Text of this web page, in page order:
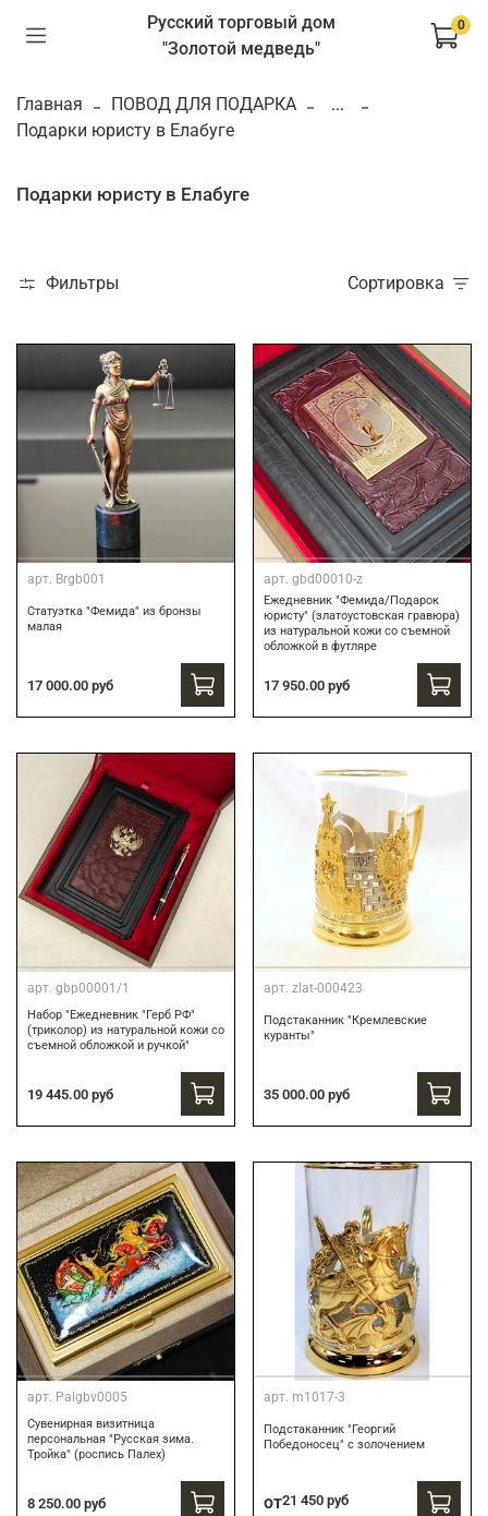
Русский торговый дом
"Золотой медведь"
0
Главная ПОВОД ДЛЯ ПОДАРКА
...
Подарки юристу в Елабуге
Подарки юристу в Елабуге
Фильтры Сортировка
арт. Brgb001
Статуэтка "Фемида" из бронзы
малая
17 000.00 руб
арт. gbd00010-z
Ежедневник "Фемида/Подарок
юристу" (златоустовская гравюра)
из натуральной кожи со съемной
обложкой в футляре
17 950.00 руб
арт. gbp00001/1
Набор "Ежедневник "Герб РФ"
(триколор) из натуральной кожи со
съемной обложкой и ручкой"
19 445.00 руб
арт. zlat-000423
Подстаканник "Кремлевские
куранты"
35 000.00 руб
арт. Palgbv0005
Сувенирная визитница
персональная "Русская зима.
Тройка" (роспись Палех)
8 250.00 руб
арт. m1017-3
Подстаканник "Георгий
Победоносец" с золочением
от21 450 руб